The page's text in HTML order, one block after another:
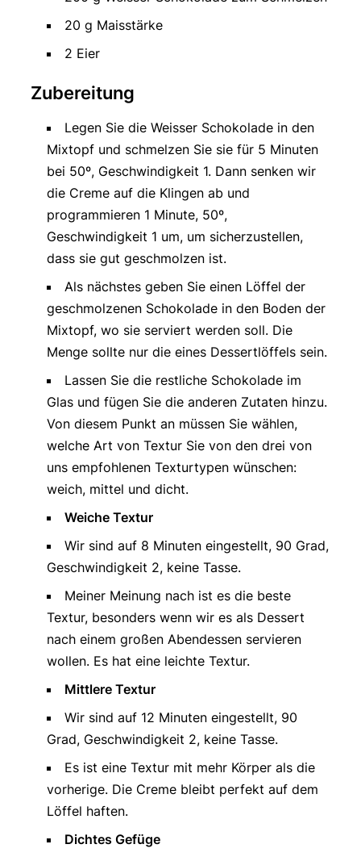
20 g Maisstärke
2 Eier
Zubereitung
Legen Sie die Weisser Schokolade in den
Mixtopf und schmelzen Sie sie für 5 Minuten
bei 50º, Geschwindigkeit 1. Dann senken wir
die Creme auf die Klingen ab und
programmieren 1 Minute, 50º,
Geschwindigkeit 1 um, um sicherzustellen,
dass sie gut geschmolzen ist.
Als nächstes geben Sie einen Löffel der
geschmolzenen Schokolade in den Boden der
Mixtopf, wo sie serviert werden soll. Die
Menge sollte nur die eines Dessertlöffels sein.
Lassen Sie die restliche Schokolade im
Glas und fügen Sie die anderen Zutaten hinzu.
Von diesem Punkt an müssen Sie wählen,
welche Art von Textur Sie von den drei von
uns empfohlenen Texturtypen wünschen:
weich, mittel und dicht.
Weiche Textur
Wir sind auf 8 Minuten eingestellt, 90 Grad,
Geschwindigkeit 2, keine Tasse.
Meiner Meinung nach ist es die beste
Textur, besonders wenn wir es als Dessert
nach einem großen Abendessen servieren
wollen. Es hat eine leichte Textur.
Mittlere Textur
Wir sind auf 12 Minuten eingestellt, 90
Grad, Geschwindigkeit 2, keine Tasse.
Es ist eine Textur mit mehr Körper als die
vorherige. Die Creme bleibt perfekt auf dem
Löffel haften.
Dichtes Gefüge